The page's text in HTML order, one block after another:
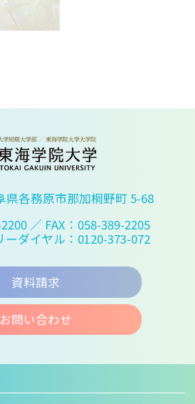
県各務原市那加桐野町 5-68
／ FAX：058-389-2205
ーダイヤル：0120-373-072
資料請求
お問い合わせ